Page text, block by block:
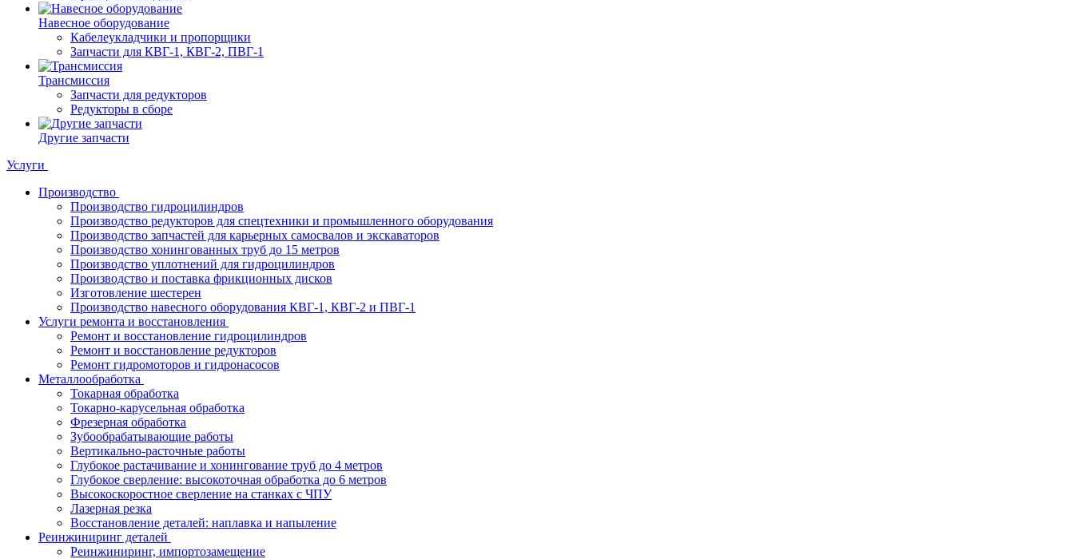
Навесное оборудование
Кабелеукладчики и пропорщики
Запчасти для КВГ-1, КВГ-2, ПВГ-1
Трансмиссия
Запчасти для редукторов
Редукторы в сборе
Другие запчасти
Услуги
Производство
Производство гидроцилиндров
Производство редукторов для спецтехники и промышленного оборудования
Производство запчастей для карьерных самосвалов и экскаваторов
Производство хонингованных труб до 15 метров
Производство уплотнений для гидроцилиндров
Производство и поставка фрикционных дисков
Изготовление шестерен
Производство навесного оборудования КВГ-1, КВГ-2 и ПВГ-1
Услуги ремонта и восстановления
Ремонт и восстановление гидроцилиндров
Ремонт и восстановление редукторов
Ремонт гидромоторов и гидронасосов
Металлообработка
Токарная обработка
Токарно-карусельная обработка
Фрезерная обработка
Зубообрабатывающие работы
Вертикально-расточные работы
Глубокое растачивание и хонингование труб до 4 метров
Глубокое сверление: высокоточная обработка до 6 метров
Высокоскоростное сверление на станках с ЧПУ
Лазерная резка
Восстановление деталей: наплавка и напыление
Реинжиниринг деталей
Реинжиниринг, импортозамещение